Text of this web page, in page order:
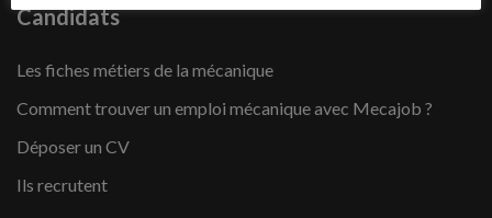
Candidats
Les fiches métiers de la mécanique
Comment trouver un emploi mécanique avec Mecajob ?
Déposer un CV
Ils recrutent